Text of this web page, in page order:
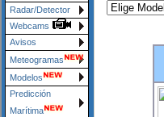
Radar/Detector
Webcams
Avisos
Meteogramas
Modelos
Predicción
Marítima